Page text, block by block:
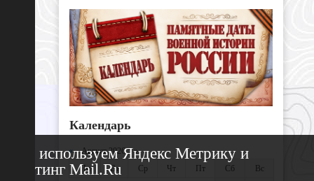
Календарь
«Август 2026 »
Пн
Вт Ср Чт Пт Сб
Вс
Мы используем Яндекс Метрику и
Рейтинг Mail.Ru